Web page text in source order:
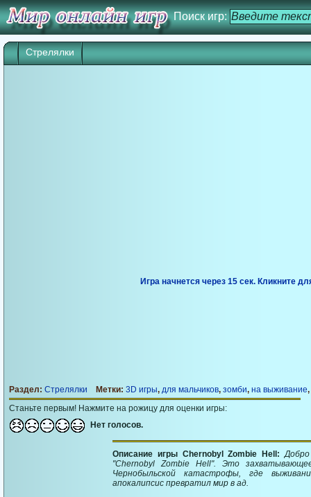
Поиск игр:
Стрелялки
Игра начнется через 14 сек. Кликните
Раздел: Стрелялки Метки: 3D игры, для мальчиков, зомби, на выживание,
Станьте первым! Нажмите на рожицу для оценки игры:
Нет голосов.
Описание игры Chernobyl Zombie Hell:
"Chernobyl Zombie Hell". Это
Чернобыльской катастрофы, где
апокалипсис превратил мир в ад.